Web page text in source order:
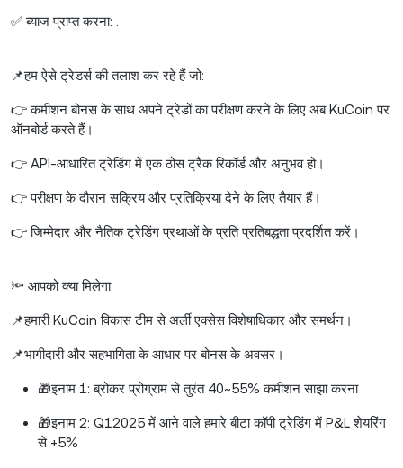
✅ ब्याज प्राप्त करना: .
📌हम ऐसे ट्रेडर्स की तलाश कर रहे हैं जो:
👉 कमीशन बोनस के साथ अपने ट्रेडों का परीक्षण करने के लिए अब KuCoin पर
ऑनबोर्ड करते हैं।
👉 API-आधारित ट्रेडिंग में एक ठोस ट्रैक रिकॉर्ड और अनुभव हो।
👉 परीक्षण के दौरान सक्रिय और प्रतिक्रिया देने के लिए तैयार हैं।
👉 जिम्मेदार और नैतिक ट्रेडिंग प्रथाओं के प्रति प्रतिबद्धता प्रदर्शित करें।
🔦 आपको क्या मिलेगा:
📌हमारी KuCoin विकास टीम से अर्ली एक्सेस विशेषाधिकार और समर्थन।
📌भागीदारी और सहभागिता के आधार पर बोनस के अवसर।
🎁इनाम 1: ब्रोकर प्रोग्राम से तुरंत 40~55% कमीशन साझा करना
🎁इनाम 2: Q12025 में आने वाले हमारे बीटा कॉपी ट्रेडिंग में P&L शेयरिंग
से +5%